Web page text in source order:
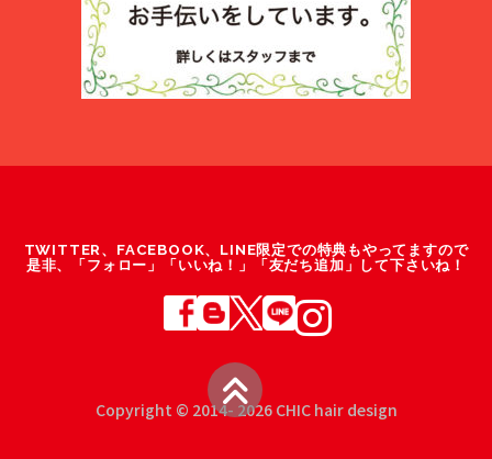
TWITTER、FACEBOOK、LINE限定での特典もやってますので
是非、「フォロー」「いいね！」「友だち追加」して下さいね！
Copyright © 2014- 2026 CHIC hair design